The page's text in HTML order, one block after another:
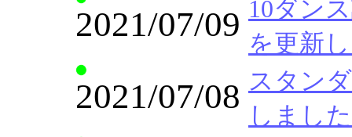
2021/07/09 10ダン
を更新
2021/07/08 スタン
しました